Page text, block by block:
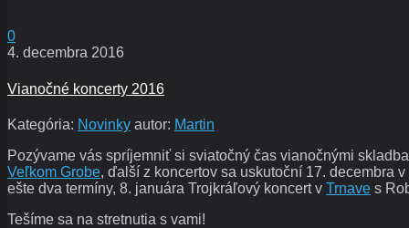
0
4. decembra 2016
Vianočné koncerty 2016
Kategória: Novinky autor: Martin
Pozývame vás spríjemniť si sviatočný čas vianočnými
Veľkom Grobe, ďalší z koncertov sa uskutoční 17. decembra v
ešte dva termíny, 8. januára Trojkráľový koncert v Trnave s
Tešíme sa na stretnutia s vami!